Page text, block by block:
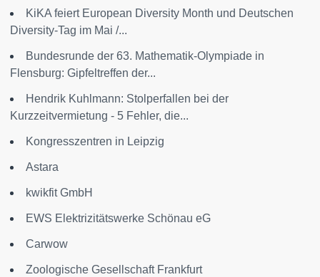
KiKA feiert European Diversity Month und Deutschen
Diversity-Tag im Mai /...
Bundesrunde der 63. Mathematik-Olympiade in
Flensburg: Gipfeltreffen der...
Hendrik Kuhlmann: Stolperfallen bei der
Kurzzeitvermietung - 5 Fehler, die...
Kongresszentren in Leipzig
Astara
kwikfit GmbH
EWS Elektrizitätswerke Schönau eG
Carwow
Zoologische Gesellschaft Frankfurt